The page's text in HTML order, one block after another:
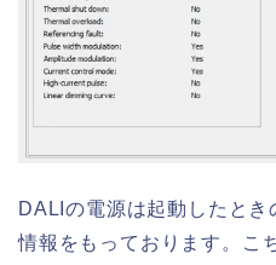
DALIの電源は起動したと
情報をもっております。こ